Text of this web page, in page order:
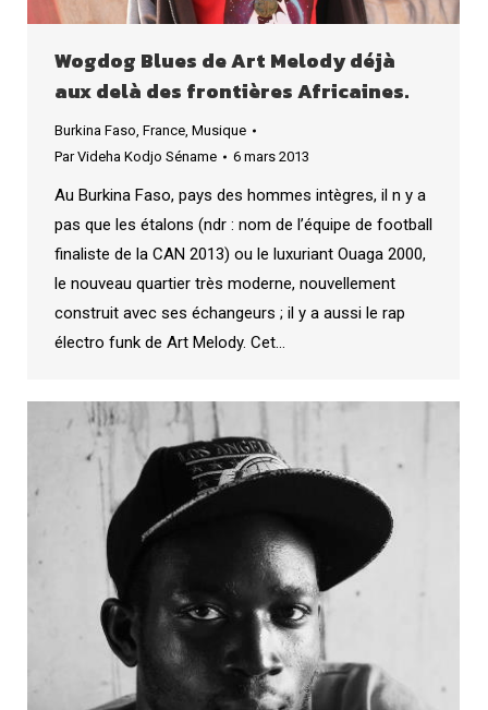
Wogdog Blues de Art Melody déjà
aux delà des frontières Africaines.
Burkina Faso, France, Musique
ParVideha Kodjo Séname 6 mars 2013
Au Burkina Faso, pays des hommes intègres, il n y a
pas que les étalons (ndr : nom de l’équipe de football
finaliste de la CAN 2013) ou le luxuriant Ouaga 2000,
le nouveau quartier très moderne, nouvellement
construit avec ses échangeurs ; il y a aussi le rap
électro funk de Art Melody. Cet…